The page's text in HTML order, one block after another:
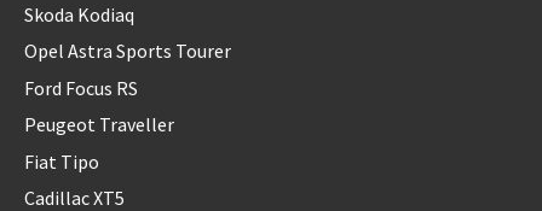
Skoda Kodiaq
Opel Astra Sports Tourer
Ford Focus RS
Peugeot Traveller
Fiat Tipo
Cadillac XT5